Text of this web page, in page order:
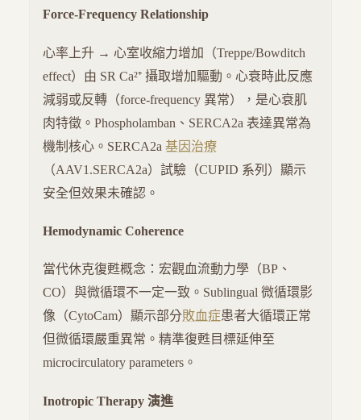
Force-Frequency Relationship
心率上升 → 心室收縮力增加（Treppe/Bowditch
effect）由 SR Ca²⁺ 攝取增加驅動。心衰時此反應
減弱或反轉（force-frequency 異常），是心衰肌
肉特徵。Phospholamban、SERCA2a 表達異常為
機制核心。SERCA2a 基因治療
（AAV1.SERCA2a）試驗（CUPID 系列）顯示
安全但效果未確認。
Hemodynamic Coherence
當代休克復甦概念：宏觀血流動力學（BP、
CO）與微循環不一定一致。Sublingual 微循環影
像（CytoCam）顯示部分敗血症患者大循環正常
但微循環嚴重異常。精準復甦目標延伸至
microcirculatory parameters。
Inotropic Therapy 演進